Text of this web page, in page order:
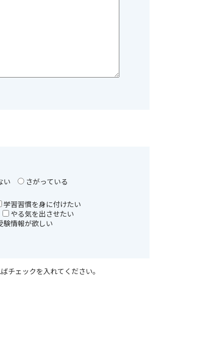
い さがっている
学習習慣を身に付けたい
やる気を出させたい
験情報が欲しい
チェックを入れてください。